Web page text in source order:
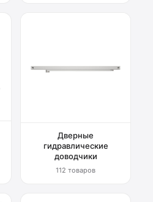
Дверные
гидравлические
доводчики
112 товаров